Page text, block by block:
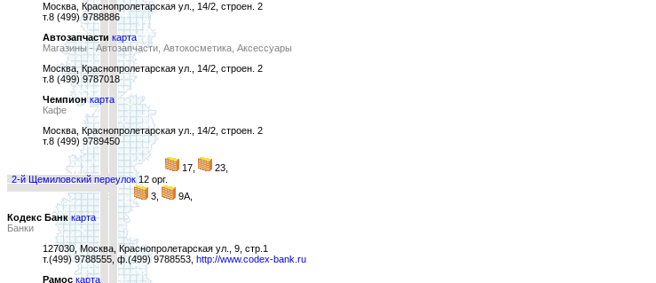
Москва, Краснопролетарская ул., 14/2, строен. 2
т.8 (499) 9788886
Автозапчасти карта
Магазины - Автозапчасти, Автокосметика, Аксессуары
Москва, Краснопролетарская ул., 14/2, строен. 2
т.8 (499) 9787018
Чемпион карта
Кафе
Москва, Краснопролетарская ул., 14/2, строен. 2
т.8 (499) 9789450
17,
23,
2-й Щемиловский переулок12 орг.
3,
9А,
Кодекс Банк карта
Банки
127030, Москва, Краснопролетарская ул., 9, стр.1
т.(499) 9788555, ф.(499) 9788553, http://www.codex-bank.ru
Рамос карта